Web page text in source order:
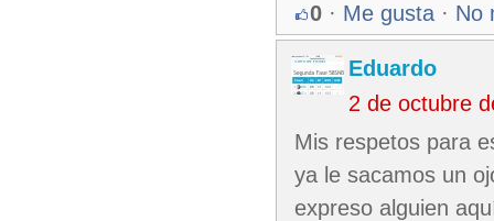
0 · Me gusta · No
Eduardo
2 de octubre
Mis respetos para
ya le sacamos un
expreso alguien